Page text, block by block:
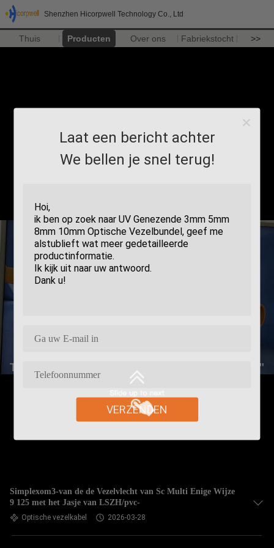
Shenzhen Hicorpwell Technology Co., Ltd
Thuis Producten Over ons Fabriekstocht >>
Laat een bericht achter
We bellen je snel terug!
VERZENDEN
Simplexom3-van de de Vezelvlecht van Sc Multi Enige Wijze
9 125 met het Jasje van LSZH/pvc-
Optische vezelkabel 2026-03-28